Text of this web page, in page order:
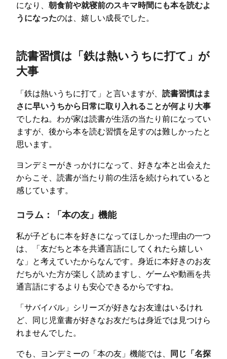
になり、 朝食前や就寝前のスキマ時間にも本を読むよ
うになったのは、嬉しい成長でした。
読書習慣は「鉄は熱いうちに打て」が
大事
「鉄は熱いうちに打て」と言いますが、 読書習慣はま
さに早いうちから日常に取り入れることが何より大事
でしたね。わが家は読書が生活の当たり前になってい
ますが、後から本を読む習慣を足すのは難しかったと
思います。
ヨンデミーがきっかけになって、好きな本と出会えた
からこそ、読書が当たり前の生活を続けられていると
感じています。
コラム：「本の友」機能
私が子どもに本を好きになってほしかった理由の一つ
は、「友だちと本を共通言語にしてくれたら嬉しい
な」と考えていたからなんです。身近に本好きのお友
だちがいた方が楽しく読めますし、ゲームや動画を共
通言語にするよりも安心できるからですね。
「サバイバル」シリーズが好きなお友達はいるけれ
ど、同じ児童書が好きなお友だちは身近では見つけら
れませんでした。
でも、ヨンデミーの「本の友」機能では、
同じ「名探